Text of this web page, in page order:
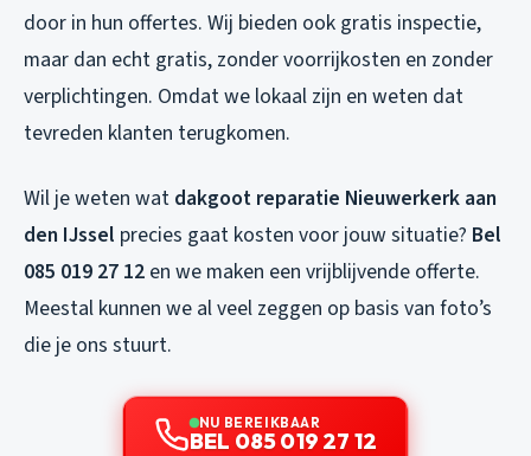
door in hun offertes. Wij bieden ook gratis inspectie,
maar dan echt gratis, zonder voorrijkosten en zonder
verplichtingen. Omdat we lokaal zijn en weten dat
tevreden klanten terugkomen.
Wil je weten wat dakgoot reparatie Nieuwerkerk aan
den IJssel precies gaat kosten voor jouw situatie? Bel
085 019 27 12 en we maken een vrijblijvende offerte.
Meestal kunnen we al veel zeggen op basis van foto’s
die je ons stuurt.
NU BEREIKBAAR
BEL 085 019 27 12